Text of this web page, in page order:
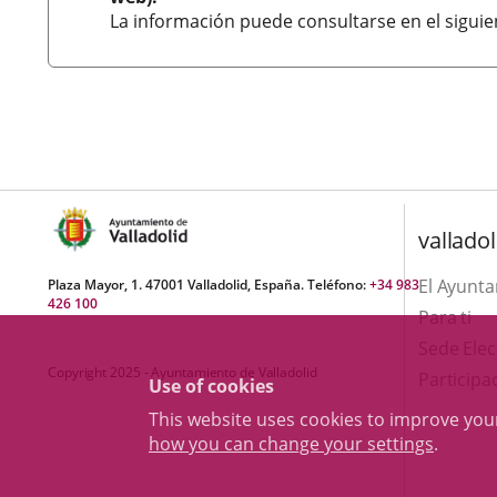
Use of cookies
This website uses cookies to improve
how you can change your settings.
La información puede consultarse en el
Plaza Mayor, 1. 47001 Valladolid, España. Teléfono:+34 983
426 100
Copyright 2025 - Ayuntamiento de Valladolid
El
Para ti